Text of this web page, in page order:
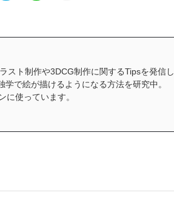
スト制作や3DCG制作に関するTipsを発信し
で絵が描けるようになる方法を研究中。
に使っています。